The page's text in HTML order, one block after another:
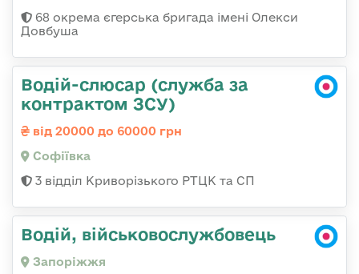
68 окрема єгерська бригада імені Олекси
Довбуша
Водій-слюсар (служба за
контрактом ЗСУ)
від 20000 до 60000 грн
Софіївка
3 відділ Криворізького РТЦК та СП
Водій, військовослужбовець
Запоріжжя